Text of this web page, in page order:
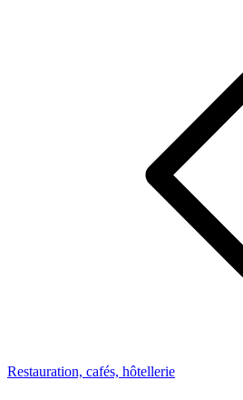
Restauration, cafés, hôtellerie